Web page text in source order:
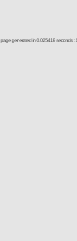
page generated in 0.025419 seconds :